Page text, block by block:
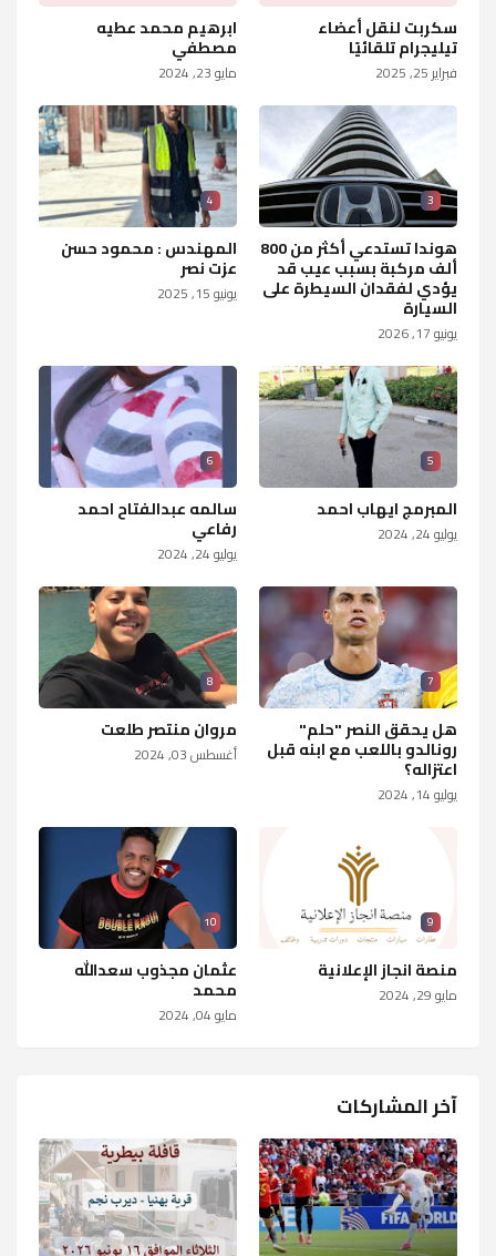
سكربت لنقل أعضاء
تيليجرام تلقائيًا
فبراير 25, 2025
ابرهيم محمد عطيه
مصطفي
مايو 23, 2024
3
هوندا تستدعي أكثر من 800
ألف مركبة بسبب عيب قد
يؤدي لفقدان السيطرة على
السيارة
يونيو 17, 2026
4
المهندس : محمود حسن
عزت نصر
يونيو 15, 2025
5
المبرمج ايهاب احمد
يوليو 24, 2024
6
سالمه عبدالفتاح احمد
رفاعي
يوليو 24, 2024
7
هل يحقق النصر "حلم"
رونالدو باللعب مع ابنه قبل
اعتزاله؟
يوليو 14, 2024
8
مروان منتصر طلعت
أغسطس 03, 2024
9
منصة انجاز الإعلانية
مايو 29, 2024
10
عثمان مجذوب سعدالله
محمد
مايو 04, 2024
آخر المشاركات